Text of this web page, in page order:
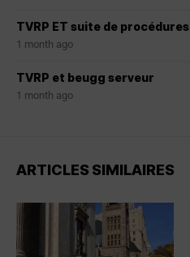
TVRP ET suite de procédures
1 month ago
TVRP et beugg serveur
1 month ago
ARTICLES SIMILAIRES